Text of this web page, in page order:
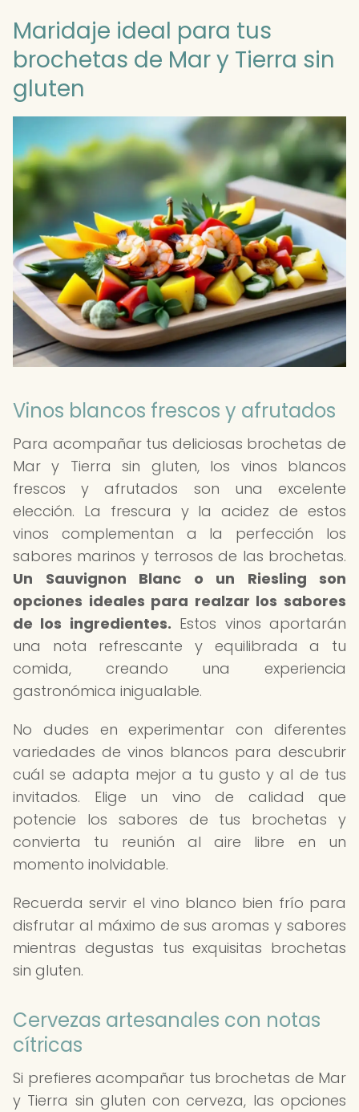
Maridaje ideal para tus
brochetas de Mar y Tierra sin
gluten
Vinos blancos frescos y afrutados
Para acompañar tus deliciosas brochetas de
Mar y Tierra sin gluten, los vinos blancos
frescos y afrutados son una excelente
elección. La frescura y la acidez de estos
vinos complementan a la perfección los
sabores marinos y terrosos de las brochetas.
Un Sauvignon Blanc o un Riesling son
opciones ideales para realzar los sabores
de los ingredientes. Estos vinos aportarán
una nota refrescante y equilibrada a tu
comida, creando una experiencia
gastronómica inigualable.
No dudes en experimentar con diferentes
variedades de vinos blancos para descubrir
cuál se adapta mejor a tu gusto y al de tus
invitados. Elige un vino de calidad que
potencie los sabores de tus brochetas y
convierta tu reunión al aire libre en un
momento inolvidable.
Recuerda servir el vino blanco bien frío para
disfrutar al máximo de sus aromas y sabores
mientras degustas tus exquisitas brochetas
sin gluten.
Cervezas artesanales con notas
cítricas
Si prefieres acompañar tus brochetas de Mar
y Tierra sin gluten con cerveza, las opciones